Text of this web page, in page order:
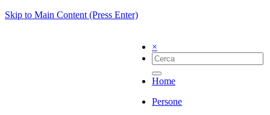
Skip to Main Content (Press Enter)
×
Home
Persone